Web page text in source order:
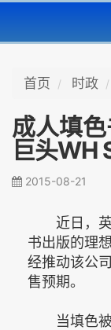
首页 时政
成人填
巨头WH
2015-08-21
近日，英
书出版的理
经推动该公
售预期。
当填色被